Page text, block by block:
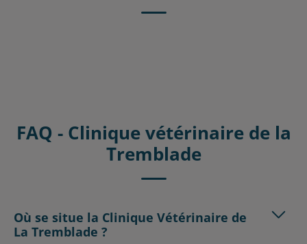
FAQ - Clinique vétérinaire de la
Tremblade
Où se situe la Clinique Vétérinaire de
La Tremblade ?